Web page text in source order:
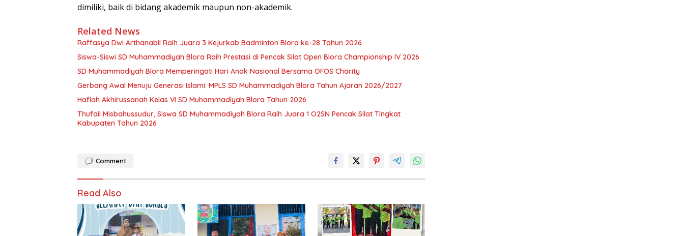
dimiliki, baik di bidang akademik maupun non-akademik.
Related News
Raffasya Dwi Arthanabil Raih Juara 3 Kejurkab Badminton Blora ke-28 Tahun 2026
Siswa-Siswi SD Muhammadiyah Blora Raih Prestasi di Pencak Silat Open Blora Championship IV 2026
SD Muhammadiyah Blora Memperingati Hari Anak Nasional Bersama OFOS Charity
Gerbang Awal Menuju Generasi Islami: MPLS SD Muhammadiyah Blora Tahun Ajaran 2026/2027
Haflah Akhirussanah Kelas VI SD Muhammadiyah Blora Tahun 2026
Thufail Misbahussudur, Siswa SD Muhammadiyah Blora Raih Juara 1 O2SN Pencak Silat Tingkat
Kabupaten Tahun 2026
Comment
Read Also